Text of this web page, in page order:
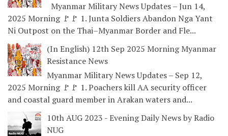
Myanmar Military News Updates – Jun 14,
2025 Morning 🚩🚩 1. Junta Soldiers Abandon Nga Yant
Ni Outpost on the Thai–Myanmar Border and Fle...
(In English) 12th Sep 2025 Morning Myanmar
Resistance News
Myanmar Military News Updates – Sep 12,
2025 Morning 🚩🚩 1. Poachers kill AA security officer
and coastal guard member in Arakan waters and...
10th AUG 2023 - Evening Daily News by Radio
NUG